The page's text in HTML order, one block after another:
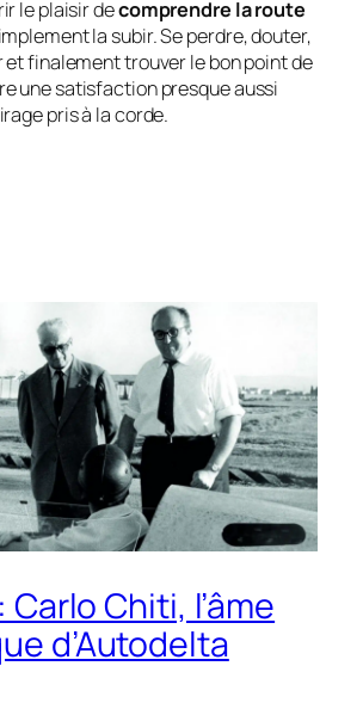
le plaisir decomprendre la route
la subir. Se perdre, douter,
finalement trouver le bon point de
une satisfaction presque aussi
pris à la corde.
Chiti, l’âme
d’Autodelta